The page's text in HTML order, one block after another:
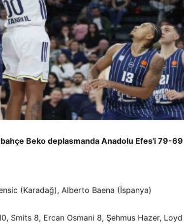
Beko deplasmanda Anadolu Efes'i 79-
(Karadağ), Alberto Baena (İspanya)
Smits 8, Ercan Osmani 8, Şehmus Hazer,